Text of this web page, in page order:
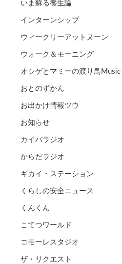
いま蘇る養生論
インターンシップ
ウィークリーアットヌーン
ウォーク＆モーニング
オシゲとマミーの渡り鳥Music
おとのずかん
お出かけ情報ツウ
お知らせ
カイバラジオ
からだラジオ
ギカイ・ステーション
くらしの安全ニュース
くんくん
こてつワールド
コモーレスタジオ
ザ・リクエスト